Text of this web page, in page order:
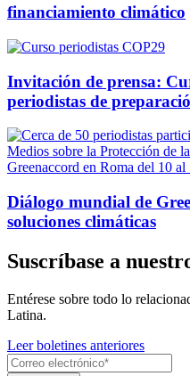
financiamiento climático
Invitación de prensa:
periodistas de
Diálogo mundial de
soluciones climáticas
Suscríbase a
Entérese sobre todo lo
Latina.
Leer boletines anteriores